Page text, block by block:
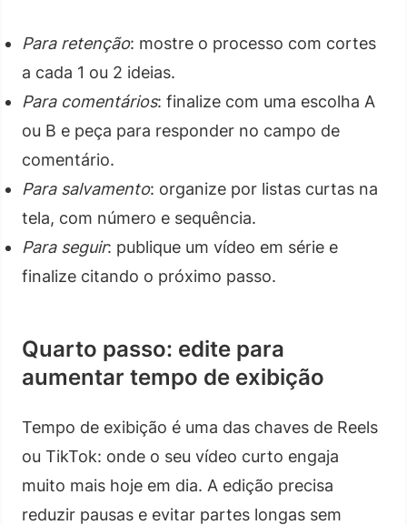
Para retenção: mostre o processo com cortes
a cada 1 ou 2 ideias.
Para comentários: finalize com uma escolha A
ou B e peça para responder no campo de
comentário.
Para salvamento: organize por listas curtas na
tela, com número e sequência.
Para seguir: publique um vídeo em série e
finalize citando o próximo passo.
Quarto passo: edite para
aumentar tempo de exibição
Tempo de exibição é uma das chaves de Reels
ou TikTok: onde o seu vídeo curto engaja
muito mais hoje em dia. A edição precisa
reduzir pausas e evitar partes longas sem